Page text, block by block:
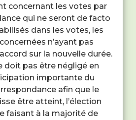
concernant les votes par
qui ne seront de facto
dans les votes, les
n’ayant pas
sur la nouvelle durée.
doit pas être négligé en
importante du
afin que le
être atteint, l’élection
faisant à la majorité de